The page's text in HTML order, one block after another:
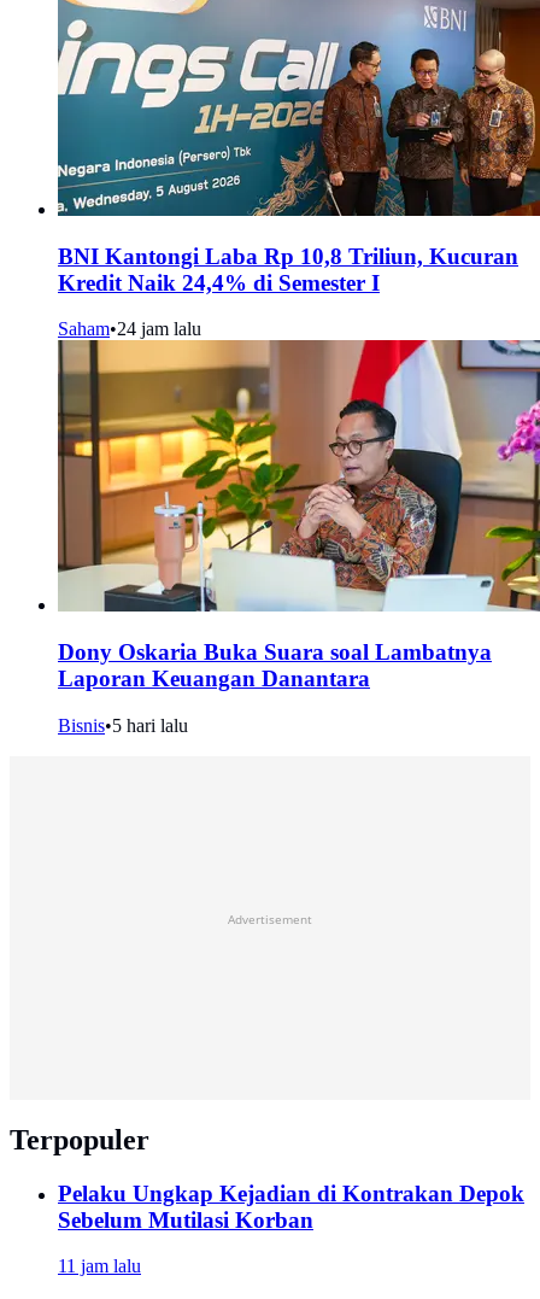
BNI Kantongi Laba Rp 10,8 Triliun, Kucuran
Kredit Naik 24,4% di Semester I
Saham•24 jam lalu
Dony Oskaria Buka Suara soal Lambatnya
Laporan Keuangan Danantara
Bisnis•5 hari lalu
Advertisement
Terpopuler
Pelaku Ungkap Kejadian di Kontrakan Depok
Sebelum Mutilasi Korban
11 jam lalu